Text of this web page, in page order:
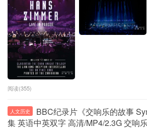
阅读(355)
人文历史
BBC纪录片《交响乐的故事
集 英语中英双字 高清/MP4/2.3G 交响